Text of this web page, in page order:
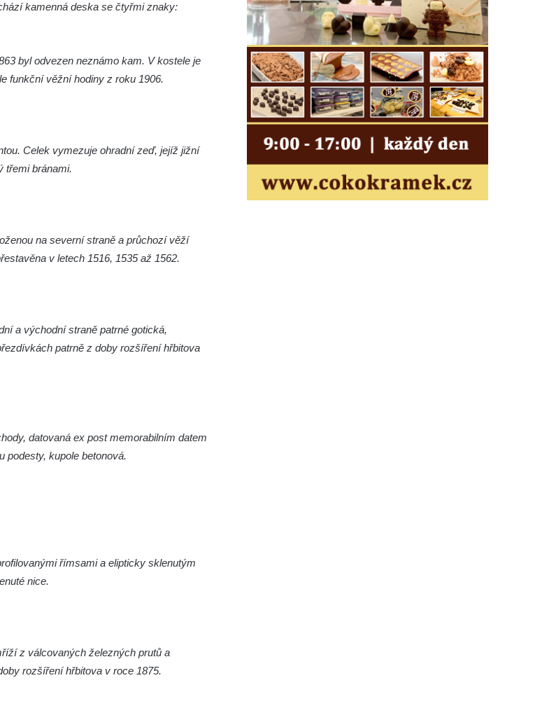
kamenná deska se čtyřmi znaky:
byl odvezen neznámo kam. V kostele je
funkční věžní hodiny z roku 1906.
Celek vymezuje ohradní zeď, jejíž jižní
třemi bránami.
na severní straně a průchozí věží
v letech 1516, 1535 až 1562.
a východní straně patrné gotická,
patrně z doby rozšíření hřbitova
datovaná ex post memorabilním datem
podesty, kupole betonová.
římsami a elipticky sklenutým
nice.
z válcovaných železných prutů a
rozšíření hřbitova v roce 1875.